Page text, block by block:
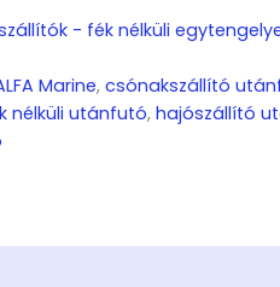
- fék nélküli
Marine, csónakszállító
nélküli utánfutó, hajószállító